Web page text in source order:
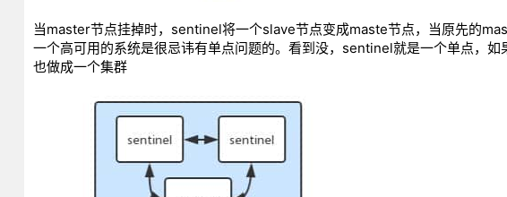
当master节点挂掉时，sentinel将一个slave节点变成maste节点，当原先的
一个高可用的系统是很忌讳有单点问题的。看到没，sentinel就是一个单点，
也做成一个集群